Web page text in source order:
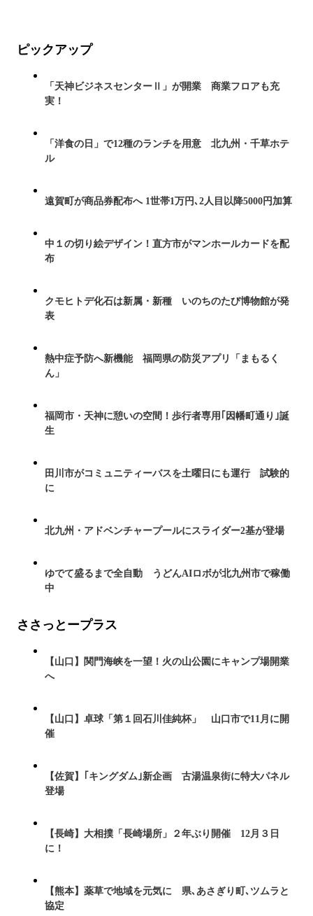
ピックアップ
「天神ビジネスセンターⅡ」が開業 商業フロアも充
実！
「洋食の日」で12種のランチを用意 北九州・千草ホテ
ル
遠賀町が商品券配布へ 1世帯1万円､2人目以降5000円加算
中１の切り絵デザイン！直方市がマンホールカードを配
布
クモヒトデ化石は新属・新種 いのちのたび博物館が発
表
熱中症予防へ新機能 福岡県の防災アプリ「まもるく
ん」
福岡市・天神に憩いの空間！歩行者専用｢因幡町通り｣誕
生
田川市がコミュニティーバスを土曜日にも運行 試験的
に
北九州・アドベンチャープールにスライダー2基が登場
ゆでて盛るまで全自動 うどんAIロボが北九州市で稼働
中
ささっとープラス
【山口】関門海峡を一望！火の山公園にキャンプ場開業
へ
【山口】卓球「第１回石川佳純杯」 山口市で11月に開
催
【佐賀】｢キングダム｣新企画 古湯温泉街に特大パネル
登場
【長崎】大相撲「長崎場所」２年ぶり開催 12月３日
に！
【熊本】薬草で地域を元気に 県､あさぎり町､ツムラと
協定